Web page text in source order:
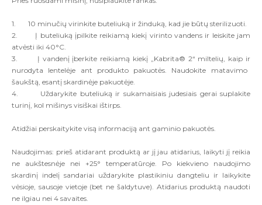
1. 10 minučių virinkite buteliuką ir žinduką, kad jie būtų sterilizuoti.
2.
Į buteliuką įpilkite reikiamą kiekį virinto vandens ir leiskite jam
atvėsti iki 40°C.
3.
Į vandenį įberkite reikiamą kiekį „Kabrita® 2“ miltelių, kaip ir
nurodyta lentelėje ant produkto pakuotės. Naudokite matavimo
šaukštą, esantį skardinėje pakuotėje.
4.
Uždarykite buteliuką ir sukamaisiais judesiais gerai suplakite
turinį, kol mišinys visiškai ištirps.
Atidžiai perskaitykite visą informaciją ant gaminio pakuotės.
Naudojimas: prieš atidarant produktą ar jį jau atidarius, laikyti jį reikia
ne aukštesnėje nei +25° temperatūroje. Po kiekvieno naudojimo
skardinį indelį sandariai uždarykite plastikiniu dangteliu ir laikykite
vėsioje, sausoje vietoje (bet ne šaldytuve). Atidarius produktą naudoti
ne ilgiau nei 4 savaites.